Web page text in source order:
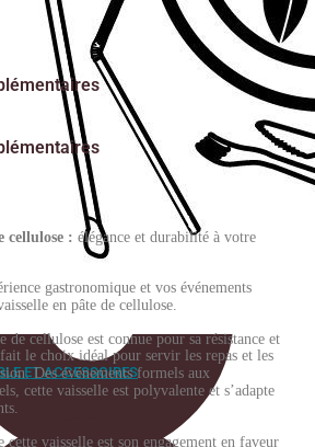
ET ACCESSOIRES
cellulose : élégance et durabilité à votre
gastronomique et vos événements
en pâte de cellulose.
de cellulose est connue pour sa résistance et
le choix idéal pour servir les repas et les
Des événements formels aux
cette vaisselle est polyvalente et s’adapte
vaisselle est son engagement en faveur